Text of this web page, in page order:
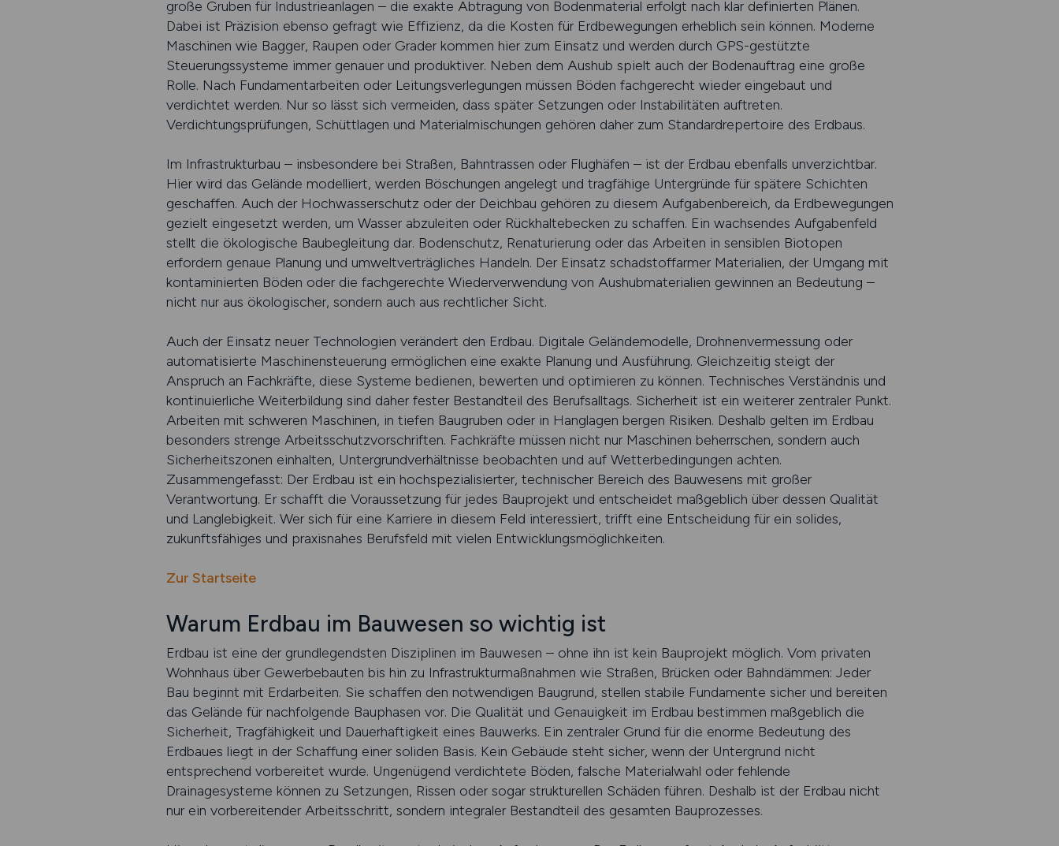
große Gruben für Industrieanlagen – die exakte Abtragung von Bodenmaterial erfolgt nach klar definierten Plänen.
Dabei ist Präzision ebenso gefragt wie Effizienz, da die Kosten für Erdbewegungen erheblich sein können. Moderne
Maschinen wie Bagger, Raupen oder Grader kommen hier zum Einsatz und werden durch GPS-gestützte
Steuerungssysteme immer genauer und produktiver. Neben dem Aushub spielt auch der Bodenauftrag eine große
Rolle. Nach Fundamentarbeiten oder Leitungsverlegungen müssen Böden fachgerecht wieder eingebaut und
verdichtet werden. Nur so lässt sich vermeiden, dass später Setzungen oder Instabilitäten auftreten.
Verdichtungsprüfungen, Schüttlagen und Materialmischungen gehören daher zum Standardrepertoire des Erdbaus.
Im Infrastrukturbau – insbesondere bei Straßen, Bahntrassen oder Flughäfen – ist der Erdbau ebenfalls unverzichtbar.
Hier wird das Gelände modelliert, werden Böschungen angelegt und tragfähige Untergründe für spätere Schichten
geschaffen. Auch der Hochwasserschutz oder der Deichbau gehören zu diesem Aufgabenbereich, da Erdbewegungen
gezielt eingesetzt werden, um Wasser abzuleiten oder Rückhaltebecken zu schaffen. Ein wachsendes Aufgabenfeld
stellt die ökologische Baubegleitung dar. Bodenschutz, Renaturierung oder das Arbeiten in sensiblen Biotopen
erfordern genaue Planung und umweltverträgliches Handeln. Der Einsatz schadstoffarmer Materialien, der Umgang mit
kontaminierten Böden oder die fachgerechte Wiederverwendung von Aushubmaterialien gewinnen an Bedeutung –
nicht nur aus ökologischer, sondern auch aus rechtlicher Sicht.
Auch der Einsatz neuer Technologien verändert den Erdbau. Digitale Geländemodelle, Drohnenvermessung oder
automatisierte Maschinensteuerung ermöglichen eine exakte Planung und Ausführung. Gleichzeitig steigt der
Anspruch an Fachkräfte, diese Systeme bedienen, bewerten und optimieren zu können. Technisches Verständnis und
kontinuierliche Weiterbildung sind daher fester Bestandteil des Berufsalltags. Sicherheit ist ein weiterer zentraler Punkt.
Arbeiten mit schweren Maschinen, in tiefen Baugruben oder in Hanglagen bergen Risiken. Deshalb gelten im Erdbau
besonders strenge Arbeitsschutzvorschriften. Fachkräfte müssen nicht nur Maschinen beherrschen, sondern auch
Sicherheitszonen einhalten, Untergrundverhältnisse beobachten und auf Wetterbedingungen achten.
Zusammengefasst: Der Erdbau ist ein hochspezialisierter, technischer Bereich des Bauwesens mit großer
Verantwortung. Er schafft die Voraussetzung für jedes Bauprojekt und entscheidet maßgeblich über dessen Qualität
und Langlebigkeit. Wer sich für eine Karriere in diesem Feld interessiert, trifft eine Entscheidung für ein solides,
zukunftsfähiges und praxisnahes Berufsfeld mit vielen Entwicklungsmöglichkeiten.
Zur Startseite
Warum Erdbau im Bauwesen so wichtig ist
Erdbau ist eine der grundlegendsten Disziplinen im Bauwesen – ohne ihn ist kein Bauprojekt möglich. Vom privaten
Wohnhaus über Gewerbebauten bis hin zu Infrastrukturmaßnahmen wie Straßen, Brücken oder Bahndämmen: Jeder
Bau beginnt mit Erdarbeiten. Sie schaffen den notwendigen Baugrund, stellen stabile Fundamente sicher und bereiten
das Gelände für nachfolgende Bauphasen vor. Die Qualität und Genauigkeit im Erdbau bestimmen maßgeblich die
Sicherheit, Tragfähigkeit und Dauerhaftigkeit eines Bauwerks. Ein zentraler Grund für die enorme Bedeutung des
Erdbaues liegt in der Schaffung einer soliden Basis. Kein Gebäude steht sicher, wenn der Untergrund nicht
entsprechend vorbereitet wurde. Ungenügend verdichtete Böden, falsche Materialwahl oder fehlende
Drainagesysteme können zu Setzungen, Rissen oder sogar strukturellen Schäden führen. Deshalb ist der Erdbau nicht
nur ein vorbereitender Arbeitsschritt, sondern integraler Bestandteil des gesamten Bauprozesses.